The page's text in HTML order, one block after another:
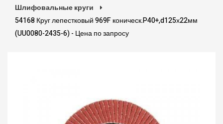
Шлифовальные круги
54168 Круг лепестковый 969F коническ.P40+,d125х22мм
(UU0080-2435-6) - Цена по запросу